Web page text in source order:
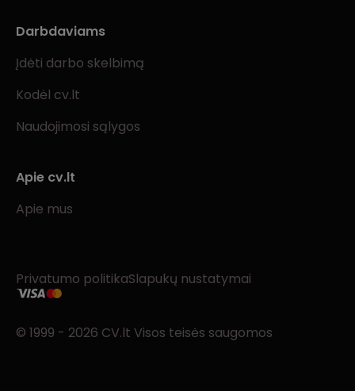
Darbdaviams
Įdėti darbo skelbimą
Kodėl cv.lt
Naudojimosi sąlygos
Apie cv.lt
Apie mus
Privatumo politikaSlapukų nustatymai
© 1999 - 2026 CV.lt Visos teisės saugomos